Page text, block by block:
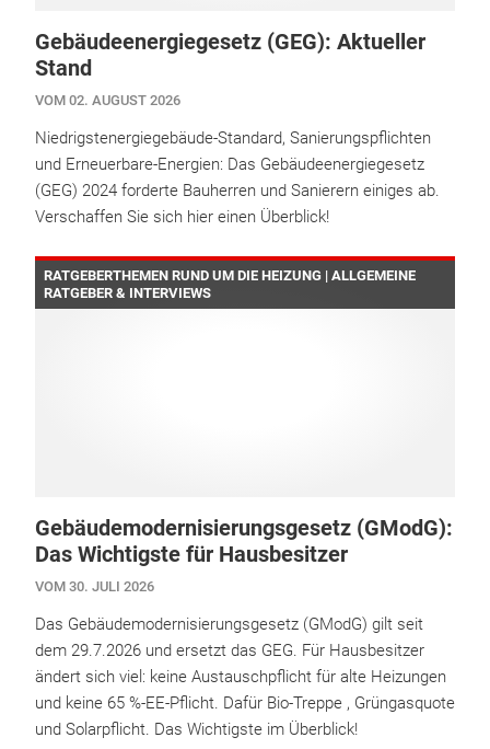
Gebäudeenergiegesetz (GEG): Aktueller
Stand
VOM 02. AUGUST 2026
Niedrigstenergiegebäude-Standard, Sanierungspflichten
und Erneuerbare-Energien: Das Gebäudeenergiegesetz
(GEG) 2024 forderte Bauherren und Sanierern einiges ab.
Verschaffen Sie sich hier einen Überblick!
RATGEBERTHEMEN RUND UM DIE HEIZUNG | ALLGEMEINE
RATGEBER & INTERVIEWS
Gebäudemodernisierungsgesetz (GModG):
Das Wichtigste für Hausbesitzer
VOM 30. JULI 2026
Das Gebäudemodernisierungsgesetz (GModG) gilt seit
dem 29.7.2026 und ersetzt das GEG. Für Hausbesitzer
ändert sich viel: keine Austauschpflicht für alte Heizungen
und keine 65 %-EE-Pflicht. Dafür Bio-Treppe , Grüngasquote
und Solarpflicht. Das Wichtigste im Überblick!